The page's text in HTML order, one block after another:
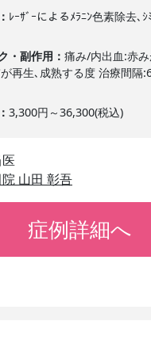
ﾚｰｻﾞｰによるﾒﾗﾆﾝ色素除去､
・副作用
痛み/内出血:赤
再生､成熟する度 治療間隔
3,300円～36,300(税込)
山田 彰吾
症例詳細へ